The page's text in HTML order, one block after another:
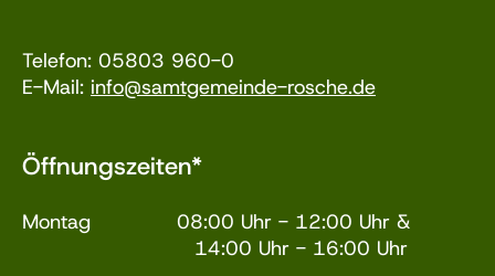
Telefon: 05803 960-0
E-Mail: info@samtgemeinde-rosche.de
Öffnungszeiten*
Montag 08:00 Uhr - 12:00 Uhr &
14:00 Uhr - 16:00 Uhr